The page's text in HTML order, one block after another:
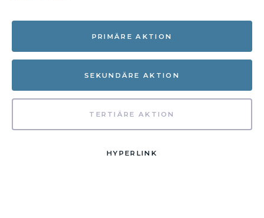
PRIMÄRE AKTION
SEKUNDÄRE AKTION
TERTIÄRE AKTION
HYPERLINK